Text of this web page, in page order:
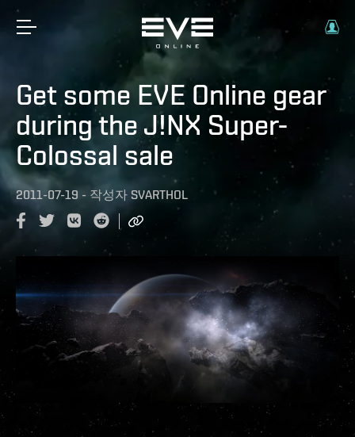
Get some EVE Online gear
during the J!NX Super-
Colossal sale
2011-07-19 - 작성자 SVARTHOL